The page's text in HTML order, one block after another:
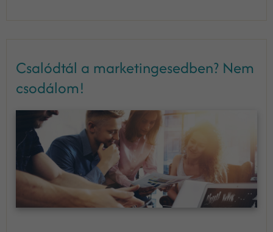
Csalódtál a marketingesedben? Nem
csodálom!